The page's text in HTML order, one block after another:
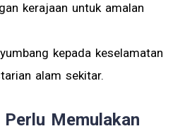
kerajaan untuk amalan
kepada keselamatan
alam sekitar.
Memulakan